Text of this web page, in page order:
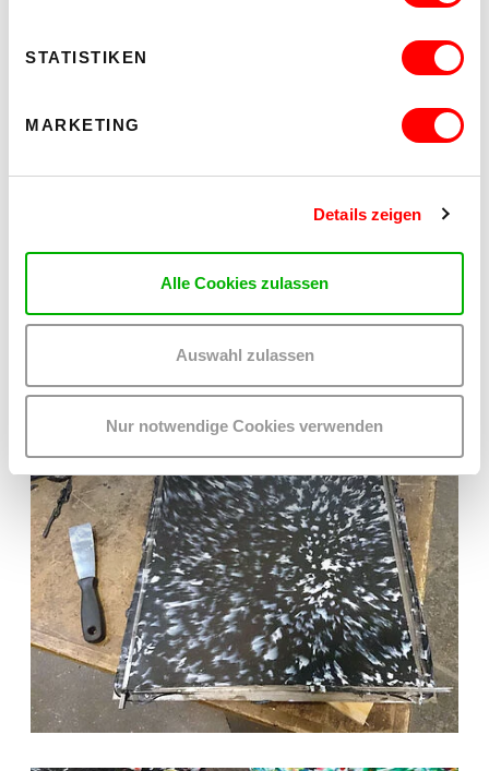
STATISTIKEN
MARKETING
Details zeigen
Alle Cookies zulassen
Auswahl zulassen
Nur notwendige Cookies verwenden